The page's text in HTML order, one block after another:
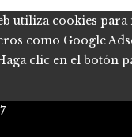
utiliza cookies
como Google
clic en el botón